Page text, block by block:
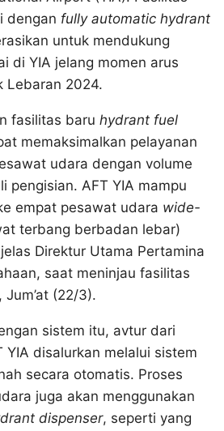
dengan fully automatic hydrant
untuk mendukung
di YIA jelang momen arus
Lebaran 2024.
fasilitas baru hydrant fuel
memaksimalkan pelayanan
udara dengan volume
pengisian. AFT YIA mampu
empat pesawat udara wide-
terbang berbadan lebar)
Direktur Utama Pertamina
saat meninjau fasilitas
(22/3).
sistem itu, avtur dari
disalurkan melalui sistem
secara otomatis. Proses
juga akan menggunakan
dispenser, seperti yang